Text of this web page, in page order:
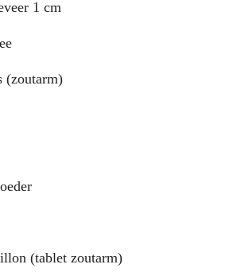
1 cm
(zoutarm)
(tablet zoutarm)